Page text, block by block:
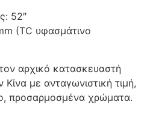
52″
(TC υφασμάτινο
αρχικό κατασκευαστή
Κίνα με ανταγωνιστική τιμή,
προσαρμοσμένα χρώματα.